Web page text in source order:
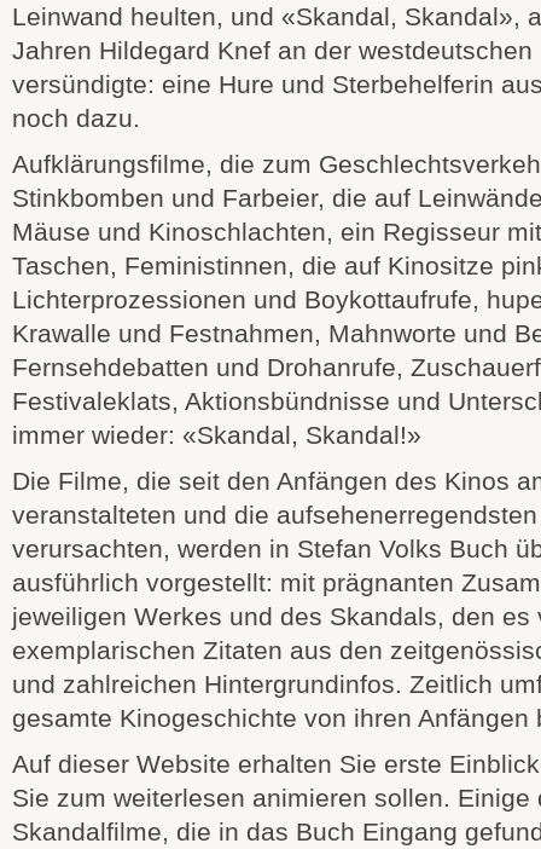
Leinwand heulten, und «Skandal, Skandal»,
Jahren Hildegard Knef an der
versündigte: eine Hure und Sterbehelferin
noch dazu.
Aufklärungsfilme, die zum
Stinkbomben und Farbeier, die auf
Mäuse und Kinoschlachten, ein Regisseur
Taschen, Feministinnen, die auf Kinositze
Lichterprozessionen und Boykottaufrufe,
Krawalle und Festnahmen, Mahnworte und
Fernsehdebatten und Drohanrufe,
Festivaleklats, Aktionsbündnisse und
immer wieder: «Skandal, Skandal!»
Die Filme, die seit den Anfängen des Kinos
veranstalteten und die
verursachten, werden in Stefan Volks Buch
ausführlich vorgestellt: mit prägnanten
jeweiligen Werkes und des Skandals, den es
exemplarischen Zitaten aus den
und zahlreichen Hintergrundinfos. Zeitlich
gesamte Kinogeschichte von ihren Anfängen
Auf dieser Website erhalten Sie erste
Sie zum weiterlesen animieren sollen. Einige
Skandalfilme, die in das Buch Eingang